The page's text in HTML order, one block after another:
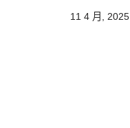
11 4 月, 2025